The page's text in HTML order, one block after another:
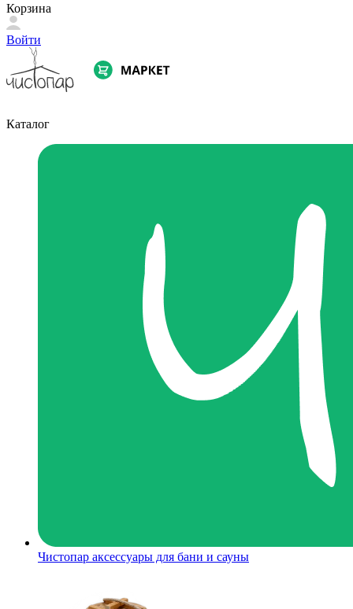
Корзина
Войти
Каталог
Чистопар аксессуары для бани и сауны